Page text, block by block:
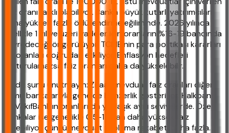
faiz oranı farklı olabiliyor. Banka büyük tutarlı yatırımcıları
daha yüksek faizle ödüllendirme eğiliminde. 2026 yılında
özellikle 1 yıl ve üzeri vadeler için oranların %16-19 bandında
seyredeceği öngörülüyor. TCMB'nin para politikası kararları
bu oranları doğrudan etkiliyor. Enflasyon hedefleri
tutturulamazsa faiz oranları daha da yükselebilir.
Bir de şunu unutmayın: Ziraat mevduat faiz oranları diğer
kamu bankalarıyla genelde benzerlik gösteriyor. Halkbank
ve VakıfBank'ın oranları da yaklaşık aynı seviyelerde. Özel
bankalar ise genellikle 0.5-1 puan daha yüksek faiz
verebiliyor çünkü mevduat toplama rekabeti daha fazla.